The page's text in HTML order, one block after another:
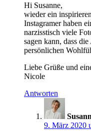
Hi Susanne,
wieder ein
Instagramer haben
narzisstisch viele
sagen kann, dass
persönlichen
Liebe Grüße und
Nicole
Antworten
9. März 2020